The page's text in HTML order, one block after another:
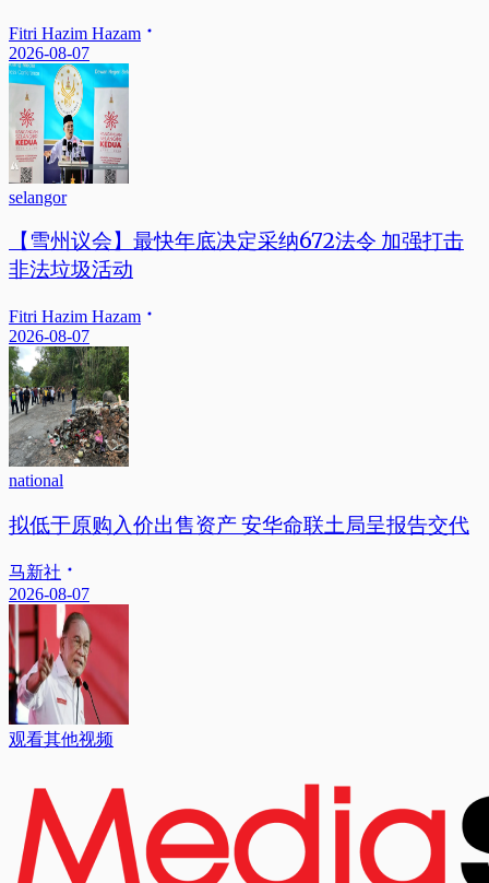
Fitri Hazim Hazam
2026-08-07
selangor
【雪州议会】最快年底决定采纳672法令 加强打击
非法垃圾活动
Fitri Hazim Hazam
2026-08-07
national
拟低于原购入价出售资产 安华命联土局呈报告交代
马新社
2026-08-07
观看其他视频